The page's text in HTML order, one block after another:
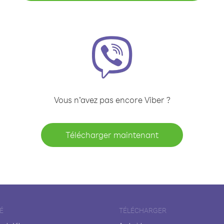
Vous n’avez pas encore Viber ?
Télécharger maintenant
TÉLÉCHARGER